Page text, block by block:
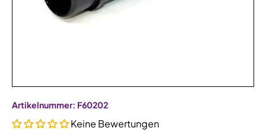
Artikelnummer: F60202
Keine Bewertungen